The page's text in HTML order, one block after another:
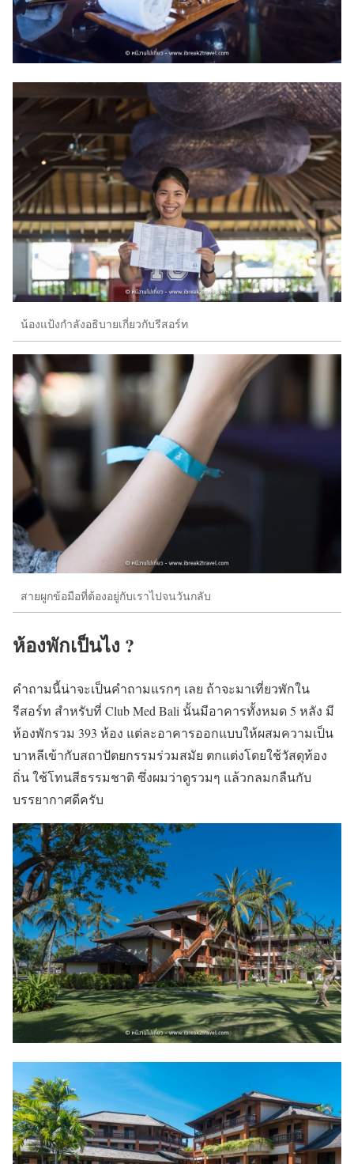
น้องแป้งกำลังอธิบายเกี่ยวกับรีสอร์ท
สายผูกข้อมือที่ต้องอยู่กับเราไปจนวันกลับ
ห้องพักเป็นไง ?
คำถามนี้น่าจะเป็นคำถามแรกๆ เลย ถ้าจะมาเที่ยวพักใน
รีสอร์ท สำหรับที่ Club Med Bali นั้นมีอาคารทั้งหมด 5 หลัง มี
ห้องพักรวม 393 ห้อง แต่ละอาคารออกแบบให้ผสมความเป็น
บาหลีเข้ากับสถาปัตยกรรมร่วมสมัย ตกแต่งโดยใช้วัสดุท้อง
ถิ่น ใช้โทนสีธรรมชาติ ซึ่งผมว่าดูรวมๆ แล้วกลมกลืนกับ
บรรยากาศดีครับ